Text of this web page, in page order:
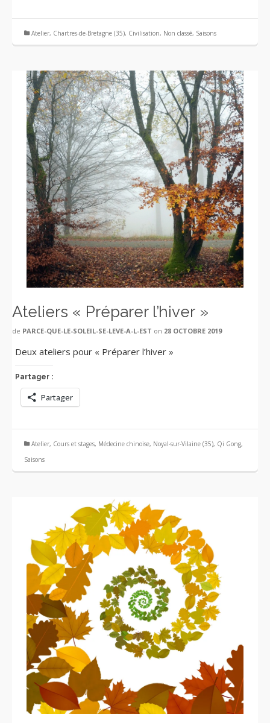
Atelier, Chartres-de-Bretagne (35), Civilisation, Non classé, Saisons
Ateliers « Préparer l’hiver »
de PARCE-QUE-LE-SOLEIL-SE-LEVE-A-L-EST on 28 OCTOBRE 2019
Deux ateliers pour « Préparer l’hiver »
Partager :
Partager
Atelier, Cours et stages, Médecine chinoise, Noyal-sur-Vilaine (35), Qi Gong,
Saisons